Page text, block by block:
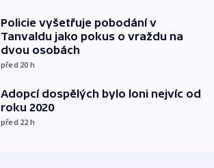
Policie vyšetřuje pobodání v
Tanvaldu jako pokus o vraždu na
dvou osobách
před 20 h
Adopcí dospělých bylo loni nejvíc od
roku 2020
před 22 h